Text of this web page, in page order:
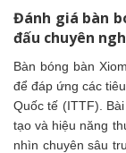
Đánh giá bàn
đấu chuyên
Bàn bóng bàn
để đáp ứng các
Quốc tế (ITTF).
tạo và hiệu năng
nhìn chuyên sâu